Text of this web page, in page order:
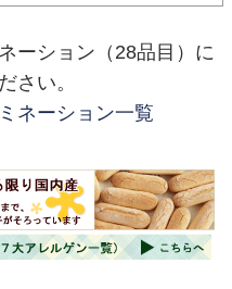
ーション（28品目）に
さい。
ーション一覧